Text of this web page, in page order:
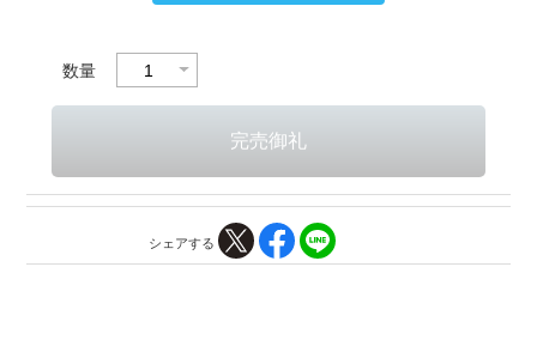
数量
シェアする